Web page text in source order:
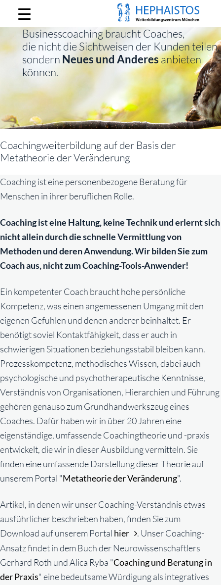
Hephaistos
Businesscoaching braucht Coaches,
die nicht die Sichtweisen der Kunden teilen,
sondern Neues und Anderesanbieten
können.
Coachingweiterbildung auf der Basis der
Metatheorie der Veränderung
Coaching ist eine personenbezogene Beratung für
Menschen in ihrer beruflichen Rolle.
Coaching ist eine Haltung, keine Technik und erlernt sich
nicht allein durch die schnelle Vermittlung von
Methoden und deren Anwendung. Wir bilden Sie zum
Coach aus, nicht zum Coaching-Tools-Anwender!
Ein kompetenter Coach braucht hohe persönliche
Kompetenz, was einen angemessenen Umgang mit den
eigenen Gefühlen und denen anderer beinhaltet. Er
benötigt soviel Kontaktfähigkeit, dass er auch in
schwierigen Situationen beziehungsstabil bleiben kann.
Prozesskompetenz, methodisches Wissen, dabei auch
psychologische und psychotherapeutische Kenntnisse,
Verständnis von Organisationen, Hierarchien und Führung
gehören genauso zum Grundhandwerkszeug eines
Coaches. Dafür haben wir in über 20 Jahren eine
eigenständige, umfassende Coachingtheorie und -praxis
entwickelt, die wir in dieser Ausbildung vermitteln. Sie
finden eine umfassende Darstellung dieser Theorie auf
unserem Portal "Metatheorie der Veränderung".
Artikel, in denen wir unser Coaching-Verständnis etwas
ausführlicher beschrieben haben, finden Sie zum
Download auf unserem Portal hier
. Unser Coaching-
Ansatz findet in dem Buch der Neurowissenschaftlers
Gerhard Roth und Alica Ryba "Coaching und Beratung in
der Praxis" eine bedeutsame Würdigung als integratives